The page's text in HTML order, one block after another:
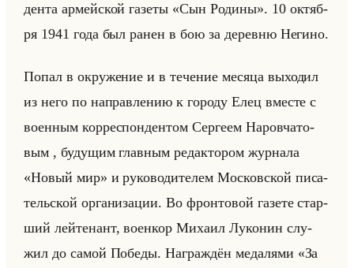
ден­та ар­мейской га­зе­ты «Сын Родины». 10 ок­тяб­
ря 1941 года был ранен в бою за де­рев­ню Неги­но.
Попал в окру­же­ние и в те­че­ние ме­ся­ца вы­хо­дил
из него по на­прав­ле­нию к го­ро­ду Елец вме­сте с
во­ен­ным кор­ре­спон­ден­том Сер­ге­ем На­ров­ча­то­
вым , бу­ду­щим глав­ным ре­дак­то­ром жур­на­ла
«Новый мир» и ру­ко­во­ди­те­лем Мос­ков­ской пи­са­
тельской ор­га­ни­за­ции. Во фрон­то­вой га­зе­те стар­
ший лейте­нант, во­ен­кор Ми­ха­ил Лу­ко­нин слу­
жил до самой По­бе­ды. На­граж­дён ме­да­ля­ми «За